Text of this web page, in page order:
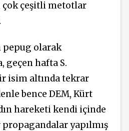
çeşitli metotlar
pepug olarak
geçen hafta S.
isim altında tekrar
bence DEM, Kürt
hareketi kendi içinde
yapılmış